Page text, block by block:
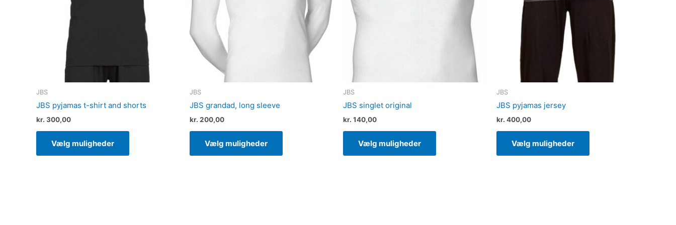
JBS
JBS pyjamas t-shirt and shorts
kr. 300,00
Vælg muligheder
Mulighederne
vælges
varesiden
JBS
JBS grandad, long sleeve
kr. 200,00
Vælg muligheder
Mulighederne
vælges
varesiden
JBS
JBS singlet original
kr. 140,00
Vælg muligheder
Mulighederne
JBS
JBS pyjamas jersey
kr. 400,00
Vælg muligheder
Mulighederne
vælges
varesiden